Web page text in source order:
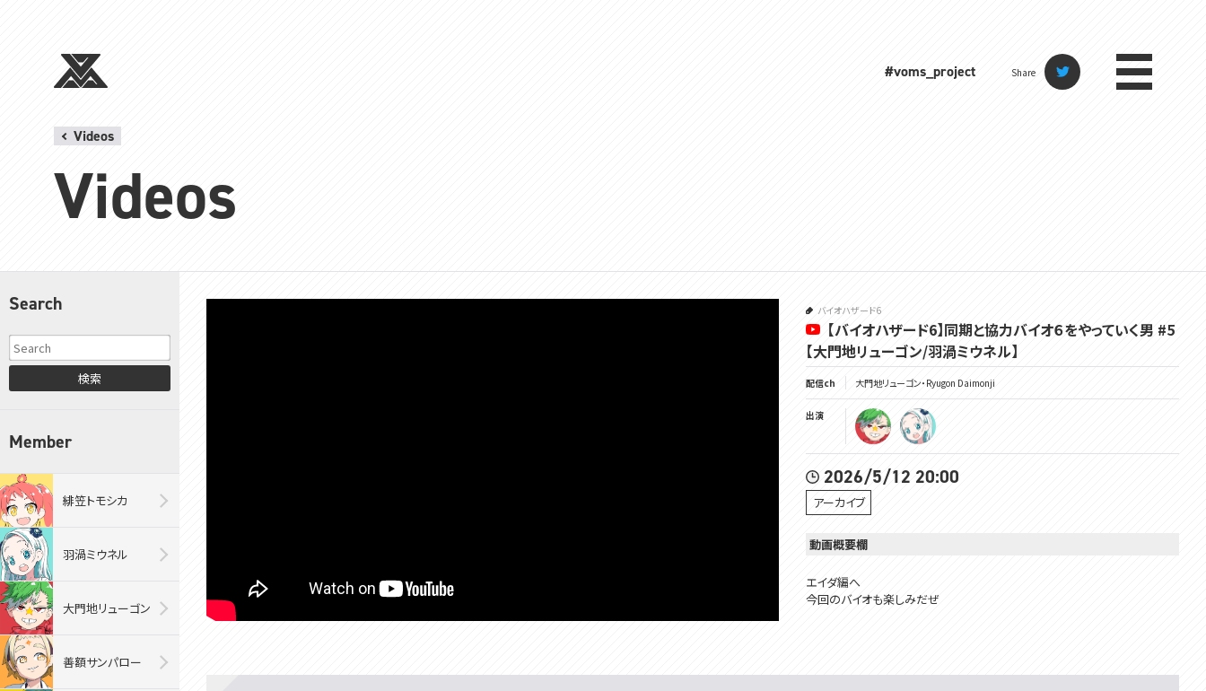
#voms_project Share
Videos
Videos
Search
検索
Member
緋笠トモシカ
羽渦ミウネル
大門地リューゴン
善額サンパロー
バイオハザード6
【バイオハザード6】同期と協力バイオ６をやっていく男 #5
【大門地リューゴン/羽渦ミウネル】
配信ch 大門地リューゴン・Ryugon Daimonji
出演
2026/5/12 20:00
アーカイブ
動画概要欄
エイダ編へ
今回のバイオも楽しみだぜ